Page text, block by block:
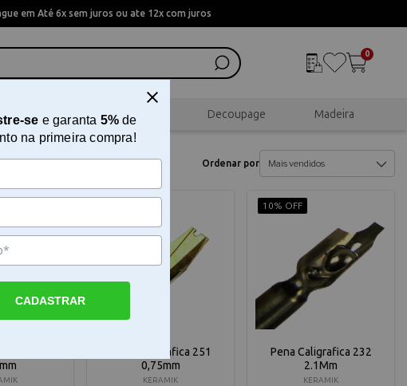
em Até 6x sem juros ou ate 12x com juros
0
Artesanal Scrapbook Decoupage Madeira
Ordenar por
Pena Caligrafica 251
0,75mm
KERAMIK
10% OFF
Pena Caligrafica 232
2.1Mm
KERAMIK
se e garanta 5%de
na primeira compra!
CADASTRAR